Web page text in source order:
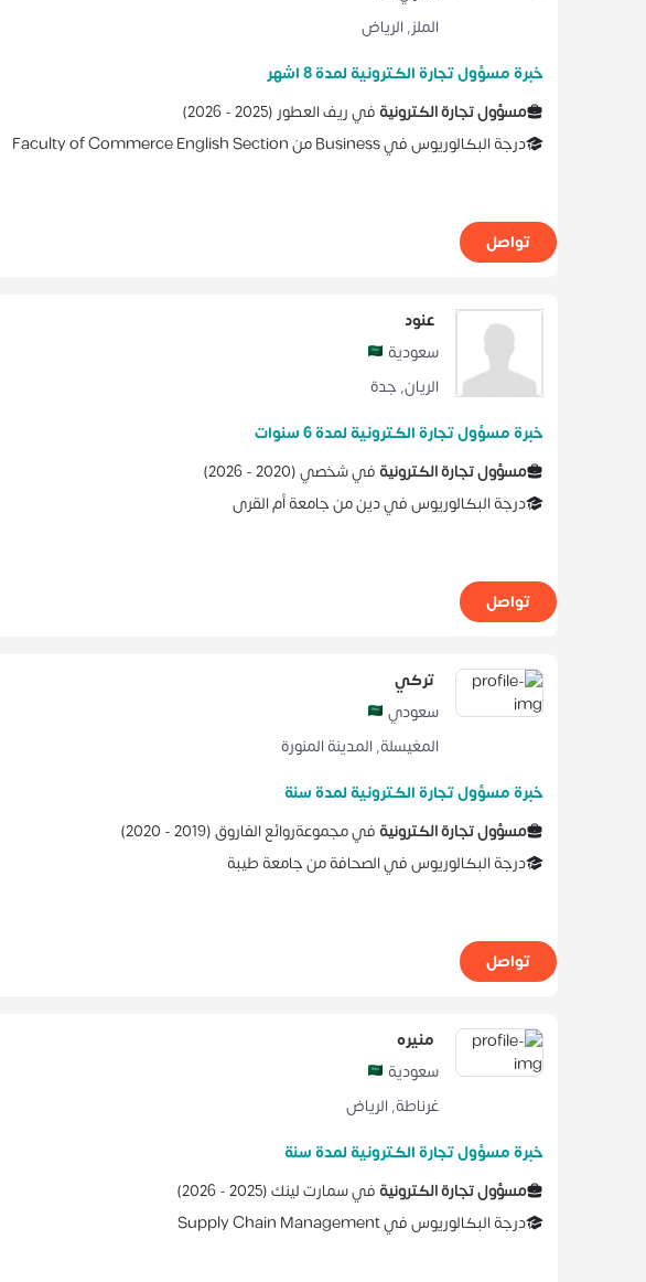
الملز, الرياض
خبرة مسؤول تجارة الكترونية لمدة 8 اشهر
مسؤول تجارة الكترونيةفيريف العطور (
2025 -
2026
)
درجة البكالوريوسفيBusinessمنFaculty of Commerce English Section
تواصل
عنود
سعودية
الريان,جدة
خبرة مسؤول تجارة الكترونية لمدة 6 سنوات
مسؤول تجارة الكترونيةفيشخصي(
2020 -
2026
)
درجة البكالوريوسفيدينمنجامعة أم القرى
تواصل
تركي
سعودي
المغيسلة, المدينة المنورة
خبرة مسؤول تجارة الكترونية لمدة سنة
مسؤول تجارة الكترونيةفيمجموعةروائع الفاروق(
2019 -
2020
)
درجة البكالوريوسفيالصحافةمنجامعة طيبة
تواصل
منيره
سعودية
غرناطة, الرياض
خبرة مسؤول تجارة الكترونية لمدة سنة
مسؤول تجارة الكترونيةفيسمارت لينك(
2025 -
2026
)
درجة البكالوريوسفيSupply Chain Management